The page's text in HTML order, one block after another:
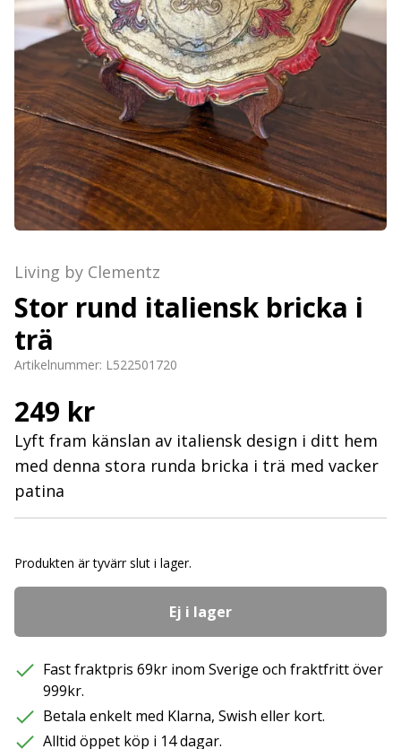
Living by Clementz
Stor rund italiensk bricka i
trä
Artikelnummer: L522501720
249 kr
Lyft fram känslan av italiensk design i ditt hem
med denna stora runda bricka i trä med vacker
patina
Produkten är tyvärr slut i lager.
Ej i lager
Fast fraktpris 69kr inom Sverige och fraktfritt över
999kr.
Betala enkelt med Klarna, Swish eller kort.
Alltid öppet köp i 14 dagar.